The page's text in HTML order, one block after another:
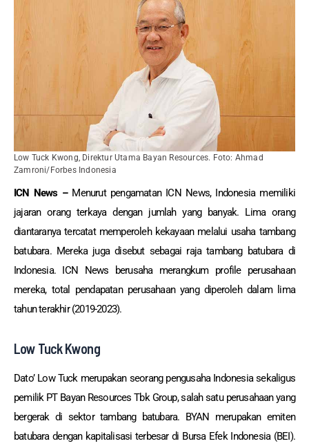
Low Tuck Kwong, Direktur Utama Bayan Resources. Foto: Ahmad
Zamroni/Forbes Indonesia
ICN News –Menurut pengamatan ICN News, Indonesia memiliki
jajaran orang terkaya dengan jumlah yang banyak. Lima orang
diantaranya tercatat memperoleh kekayaan melalui usaha tambang
batubara. Mereka juga disebut sebagai raja tambang batubara di
Indonesia. ICN News berusaha merangkum profile perusahaan
mereka, total pendapatan perusahaan yang diperoleh dalam lima
tahun terakhir (2019-2023).
Low Tuck Kwong
Dato’ Low Tuck merupakan seorang pengusaha Indonesia sekaligus
pemilik PT Bayan Resources Tbk Group, salah satu perusahaan yang
bergerak di sektor tambang batubara. BYAN merupakan emiten
batubara dengan kapitalisasi terbesar di Bursa Efek Indonesia (BEI).